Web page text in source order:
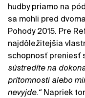
hudby priamo na
sa mohli pred
Pohody 2015. Pre
najdôležitejšia
schopnosť preniesť
sústredíte na
prítomnosti alebo
nevyjde.“ Napriek